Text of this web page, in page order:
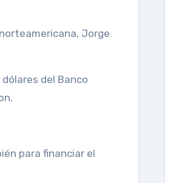
Jorge
del Banco
para financiar el